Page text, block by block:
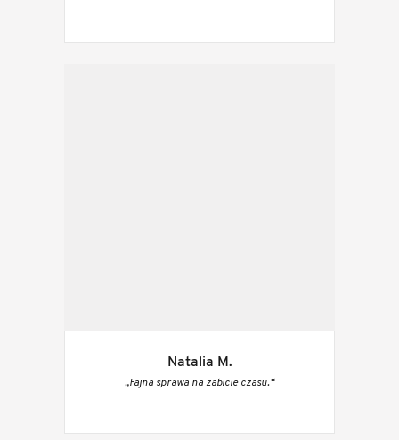
Natalia M.
„Fajna sprawa na zabicie czasu.“